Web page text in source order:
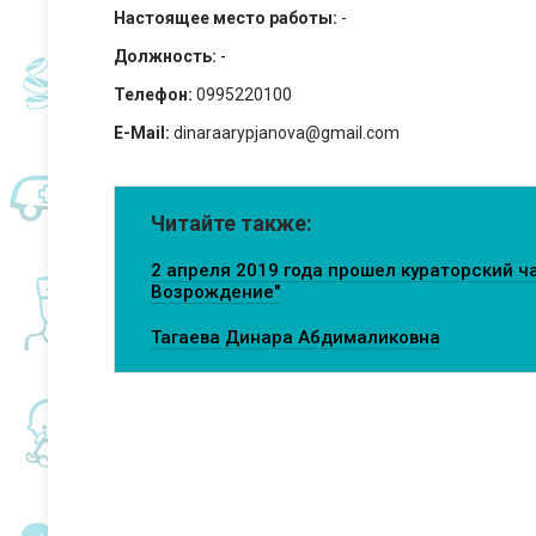
Настоящее место работы: -
Должность: -
Телефон: 0995220100
E-Mail: dinaraarypjanova@gmail.com
Читайте также:
2 апреля 2019 года прошел кураторский
Возрождение"
Тагаева Динара Абдималиковна